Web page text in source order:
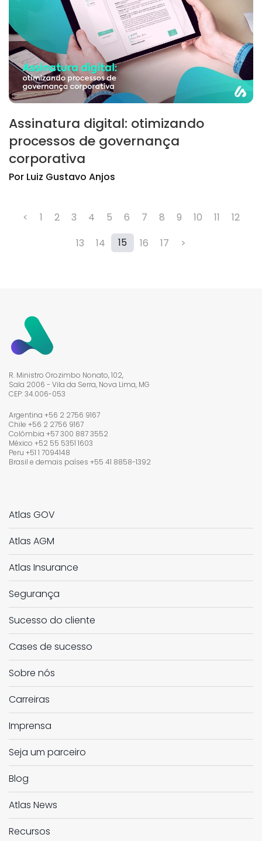
Assinatura digital: otimizando
processos de governança
corporativa
Por Luiz Gustavo Anjos
< 1 2 3 4 5 6 7 8 9 10 11
12
13
14 15 16 17 >
R. Ministro Orozimbo Nonato, 102,
Sala 2006 - Vila da Serra, Nova Lima, MG
CEP: 34.006-053
Argentina +56 2 2756 9167
Chile +56 2 2756 9167
Colômbia +57 300 887 3552
México +52 55 5351 1603
Peru +51 1 7094148
Brasil e demais países +55 41 8858-1392
Atlas GOV
Atlas AGM
Atlas Insurance
Segurança
Sucesso do cliente
Cases de sucesso
Sobre nós
Carreiras
Imprensa
Seja um parceiro
Blog
Atlas News
Recursos